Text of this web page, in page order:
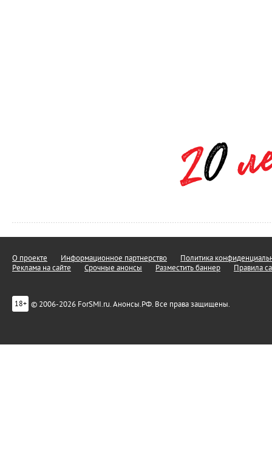
О проекте Информационное партнерство
Политика
Реклама на сайте
Срочные анонсы Разместить баннер Правила
18+ © 2006-2026 ForSMI.ru. Анонсы.РФ. Все права защищены.